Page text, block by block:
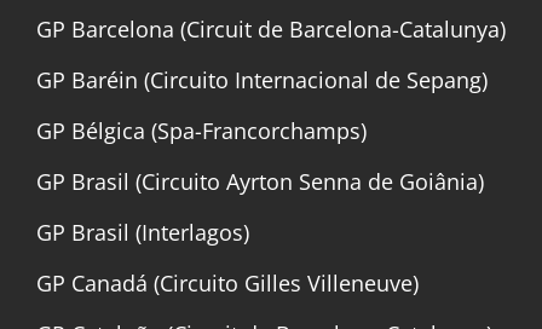
GP Barcelona (Circuit de Barcelona-Catalunya)
GP Baréin (Circuito Internacional de Sepang)
GP Bélgica (Spa-Francorchamps)
GP Brasil (Circuito Ayrton Senna de Goiânia)
GP Brasil (Interlagos)
GP Canadá (Circuito Gilles Villeneuve)